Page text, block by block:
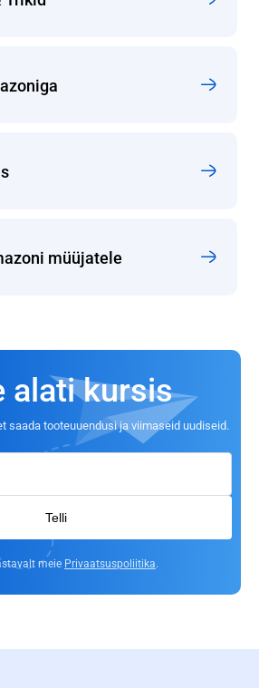
müüjatele
alati kursis
saada tooteuuendusi ja viimaseid uudiseid.
Telli
meie Privaatsuspoliitika.